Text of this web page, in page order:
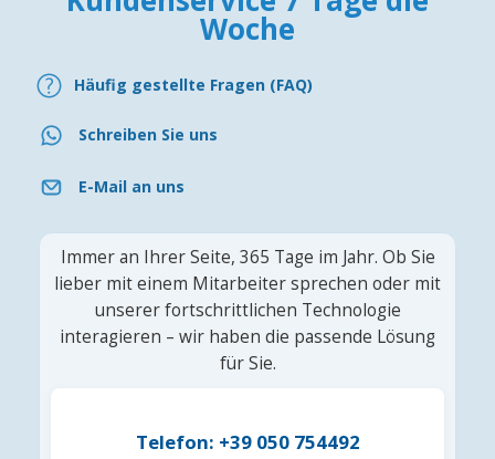
Woche
Häufig gestellte Fragen (FAQ)
Schreiben Sie uns
E-Mail an uns
Immer an Ihrer Seite, 365 Tage im Jahr. Ob Sie
lieber mit einem Mitarbeiter sprechen oder mit
unserer fortschrittlichen Technologie
interagieren – wir haben die passende Lösung
für Sie.
Telefon: +39 050 754492